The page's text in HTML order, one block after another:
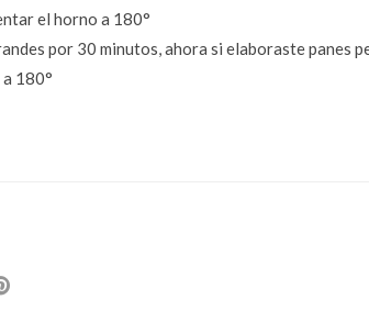
el horno a 180°
por 30 minutos, ahora si elaboraste panes
180°